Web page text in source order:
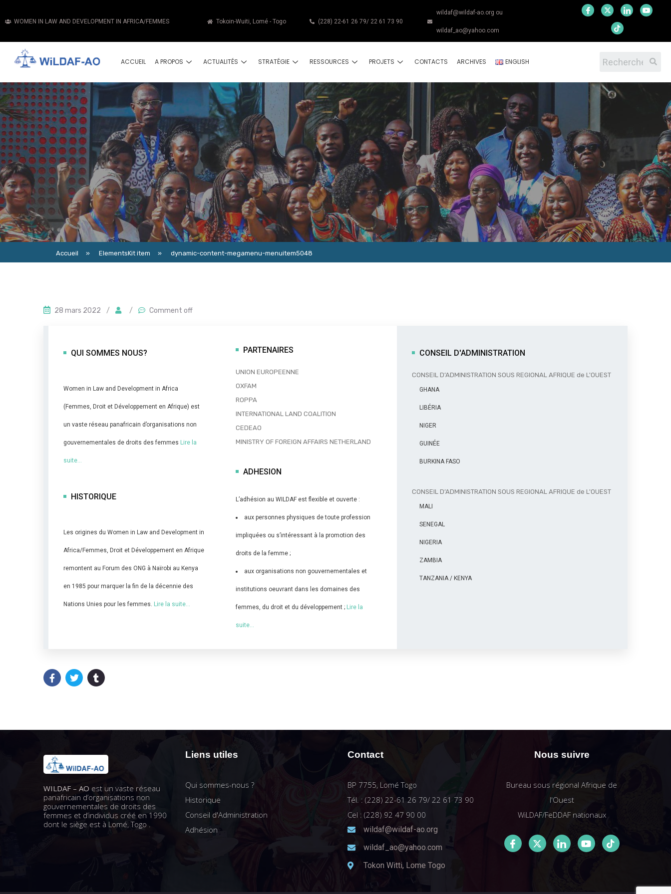
WOMEN IN LAW AND DEVELOPMENT IN AFRICA/FEMMES Tokoin-Wuiti, Lomé - Togo (228) 22-61 26 79/ 22 61 73 90
wildaf@wildaf-ao.org ou
wildaf_ao@yahoo.com
ACCUEIL A PROPOS ACTUALITÉS STRATÉGIE RESSOURCES PROJETS CONTACTS ARCHIVES ENGLISH
Accueil » ElementsKit item » dynamic-content-megamenu-menuitem5048
28 mars 2022 / / Comment off
QUI SOMMES NOUS?
Women in Law and Development in Africa
(Femmes, Droit et Développement en Afrique) est
un vaste réseau panafricain d’organisations non
gouvernementales de droits des femmes Lire la
suite…
HISTORIQUE
Les origines du Women in Law and Development in
Africa/Femmes, Droit et Développement en Afrique
remontent au Forum des ONG à Naïrobi au Kenya
en 1985 pour marquer la fin de la décennie des
Nations Unies pour les femmes. Lire la suite…
PARTENAIRES
UNION EUROPEENNE
OXFAM
ROPPA
INTERNATIONAL LAND COALITION
CEDEAO
MINISTRY OF FOREIGN AFFAIRS NETHERLAND
ADHESION
L’adhésion au WILDAF est flexible et ouverte :
aux personnes physiques de toute profession
impliquées ou s’intéressant à la promotion des
droits de la femme ;
aux organisations non gouvernementales et
institutions oeuvrant dans les domaines des
femmes, du droit et du développement ; Lire la
suite…
CONSEIL D'ADMINISTRATION
CONSEIL D’ADMINISTRATION SOUS REGIONAL AFRIQUE de L'OUEST
GHANA
LIBÉRIA
NIGER
GUINÉE
BURKINA FASO
CONSEIL D’ADMINISTRATION SOUS REGIONAL AFRIQUE de L'OUEST
MALI
SENEGAL
NIGERIA
ZAMBIA
TANZANIA / KENYA
WILDAF – AO est un vaste réseau
panafricain d’organisations non
gouvernementales de droits des
femmes et d’individus créé en 1990
dont le siège est à Lomé, Togo .
Liens utiles
Qui sommes-nous ?
Historique
Conseil d'Administration
Adhésion
Contact
BP 7755, Lomé Togo
Tél. : (228) 22-61 26 79/ 22 61 73 90
Cel : (228) 92 47 90 00
wildaf@wildaf-ao.org
wildaf_ao@yahoo.com
Tokon Witti, Lome Togo
Nous suivre
Bureau sous régional Afrique de
l'Ouest
WiLDAF/FeDDAF nationaux